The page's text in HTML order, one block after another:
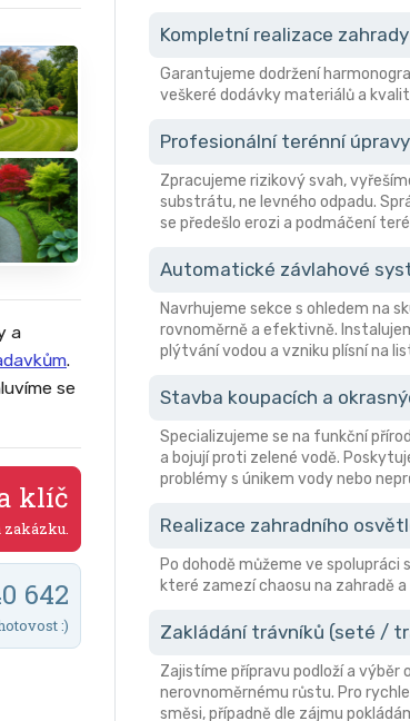
a
.
se
klíč
zakázku.
642
:)
Kompletní realizace
Garantujeme dodržení
veškeré dodávky materiálů a
Profesionální terénní
Zpracujeme rizikový svah,
substrátu, ne levného odpadu.
se předešlo erozi a podmáčení
Automatické závlahové
Navrhujeme sekce s ohledem na
rovnoměrně a efektivně.
plýtvání vodou a vzniku plísní na
Stavba koupacích a
Specializujeme se na funkční
a bojují proti zelené vodě.
problémy s únikem vody nebo
Realizace zahradního
Po dohodě můžeme ve
které zamezí chaosu na zahradě
Zakládání trávníků (seté /
Zajistíme přípravu podloží a výběr
nerovnoměrnému růstu. Pro
směsi, případně dle zájmu